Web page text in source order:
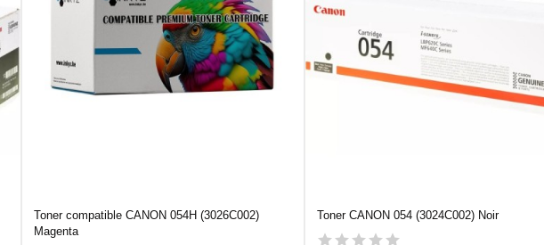
Toner compatible CANON 054H (3026C002)
Magenta
Toner CANON 054 (3024C002) Noir